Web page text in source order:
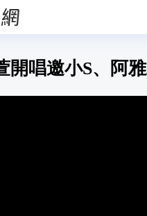
開唱邀小S、阿